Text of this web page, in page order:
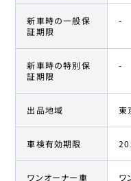
新車時の一般保
証期限
-
新車時の特別保
証期限
-
出品地域 東
車検有効期限
ワンオーナー車 ワ